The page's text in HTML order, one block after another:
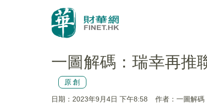
一圖解碼：瑞幸再推
原創
日期：2023年9月4日 下午8:58 作者：一圖解碼